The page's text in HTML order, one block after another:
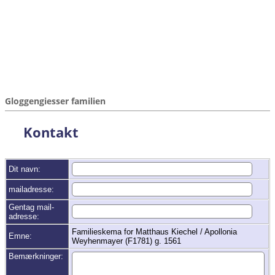
Gloggengiesser familien
Kontakt
Dit navn:
mailadresse:
Gentag mail-
adresse:
Emne:
Familieskema for Matthaus Kiechel / Apollonia
Weyhenmayer (F1781) g. 1561
Bemærkninger: